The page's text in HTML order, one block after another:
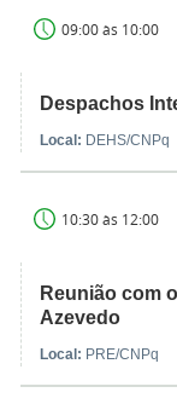
09:00 às 10:00
Despachos
Local: DEHS/CNPq
10:30 às 12:00
Reunião com
Azevedo
Local: PRE/CNPq